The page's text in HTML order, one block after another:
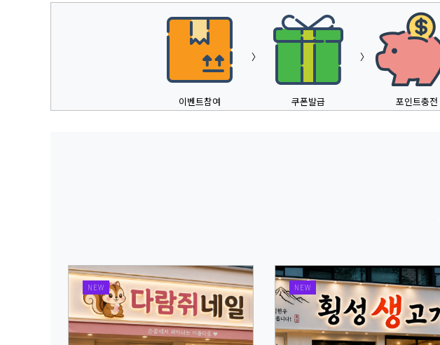
이벤트참여
〉
쿠폰발급
〉
포인트충전
NEW NEW